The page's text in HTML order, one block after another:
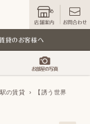
店舗案内 お問合わせ
貸のお客様へ
の賃貸 ›
【誘う世界